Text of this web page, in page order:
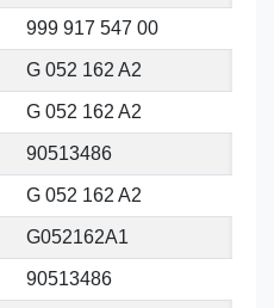
999 917 547 00
G 052 162 A2
G 052 162 A2
90513486
G 052 162 A2
G052162A1
90513486